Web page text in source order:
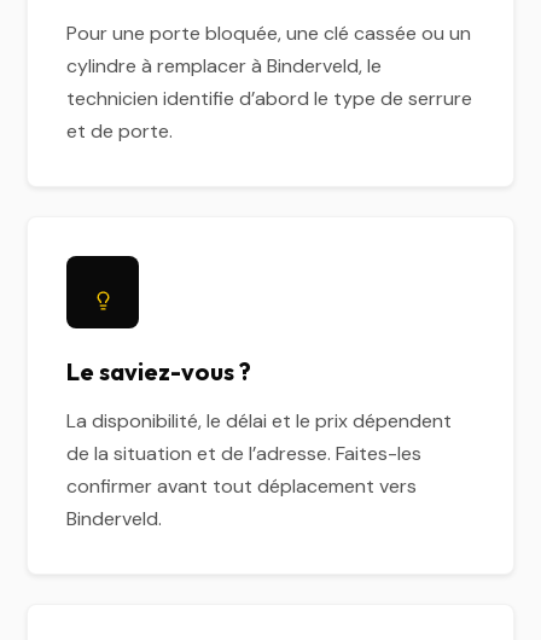
Pour une porte bloquée, une clé cassée ou un
cylindre à remplacer à Binderveld, le
technicien identifie d’abord le type de serrure
et de porte.
Le saviez-vous ?
La disponibilité, le délai et le prix dépendent
de la situation et de l’adresse. Faites-les
confirmer avant tout déplacement vers
Binderveld.